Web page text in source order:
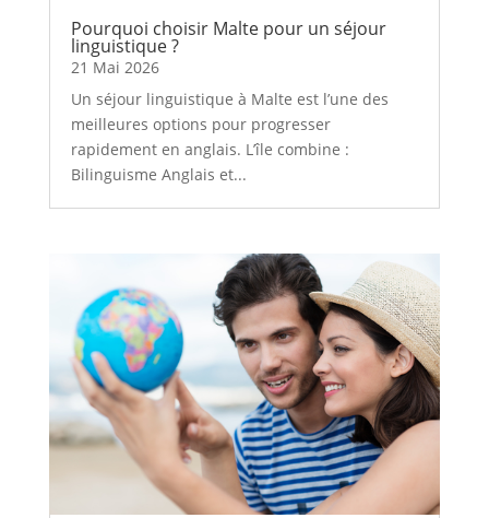
Pourquoi choisir Malte pour un séjour
linguistique ?
21 Mai 2026
Un séjour linguistique à Malte est l’une des
meilleures options pour progresser
rapidement en anglais. L’île combine :
Bilinguisme Anglais et...